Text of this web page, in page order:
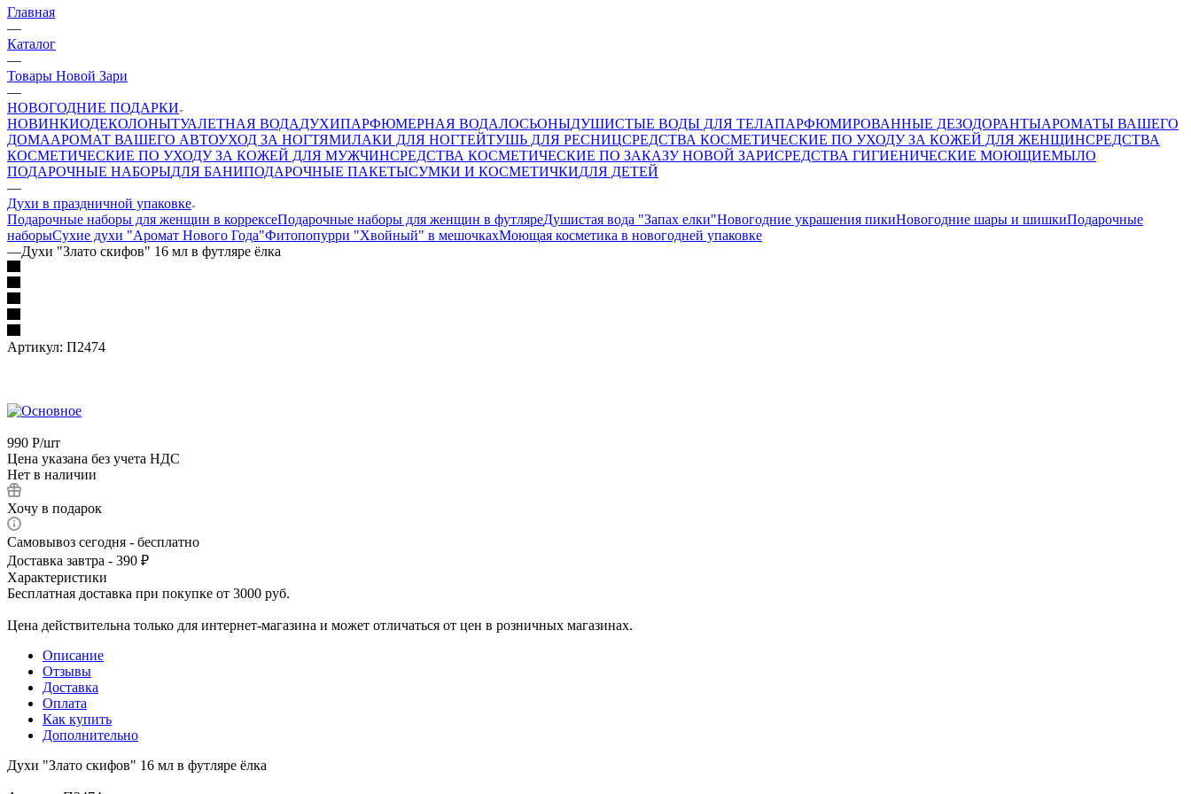
Главная
—
Каталог
—
Товары Новой Зари
—
НОВОГОДНИЕ ПОДАРКИ
НОВИНКИОДЕКОЛОНЫТУАЛЕТНАЯ ВОДАДУХИПАРФЮМЕРНАЯ ВОДАЛОСЬОНЫДУШИСТЫЕ ВОДЫ ДЛЯ ТЕЛАПАРФЮМИРОВАННЫЕ ДЕЗОДОРАНТЫАРОМАТЫ ВАШЕГО
ДОМААРОМАТ ВАШЕГО АВТОУХОД ЗА НОГТЯМИЛАКИ ДЛЯ НОГТЕЙТУШЬ ДЛЯ РЕСНИЦСРЕДСТВА КОСМЕТИЧЕСКИЕ ПО УХОДУ ЗА КОЖЕЙ ДЛЯ ЖЕНЩИНСРЕДСТВА
КОСМЕТИЧЕСКИЕ ПО УХОДУ ЗА КОЖЕЙ ДЛЯ МУЖЧИНСРЕДСТВА КОСМЕТИЧЕСКИЕ ПО ЗАКАЗУ НОВОЙ ЗАРИСРЕДСТВА ГИГИЕНИЧЕСКИЕ МОЮЩИЕМЫЛО
ПОДАРОЧНЫЕ НАБОРЫДЛЯ БАНИПОДАРОЧНЫЕ ПАКЕТЫСУМКИ И КОСМЕТИЧКИДЛЯ ДЕТЕЙ
—
Духи в праздничной упаковке
Подарочные наборы для женщин в коррексеПодарочные наборы для женщин в футляреДушистая вода "Запах елки"Новогодние украшения пикиНовогодние шары и шишкиПодарочные
наборыСухие духи "Аромат Нового Года"Фитопопурри "Хвойный" в мешочкахМоющая косметика в новогодней упаковке
—Духи "Злато скифов" 16 мл в футляре ёлка
Артикул: П2474
990 Р/шт
Цена указана без учета НДС
Нет в наличии
Хочу в подарок
Самовывоз сегодня - бесплатно
Доставка завтра - 390 ₽
Характеристики
Бесплатная доставка при покупке от 3000 руб.
Цена действительна только для интернет-магазина и может отличаться от цен в розничных магазинах.
Описание
Отзывы
Доставка
Оплата
Как купить
Дополнительно
Духи "Злато скифов" 16 мл в футляре ёлка